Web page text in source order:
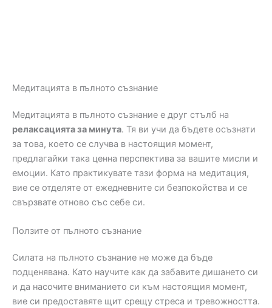
Медитацията в пълното съзнание
Медитацията в пълното съзнание е друг стълб на
релаксацията за минута. Тя ви учи да бъдете осъзнати
за това, което се случва в настоящия момент,
предлагайки така ценна перспектива за вашите мисли и
емоции. Като практикувате тази форма на медитация,
вие се отделяте от ежедневните си безпокойства и се
свързвате отново със себе си.
Ползите от пълното съзнание
Силата на пълното съзнание не може да бъде
подценявана. Като научите как да забавите дишането си
и да насочите вниманието си към настоящия момент,
вие си предоставяте щит срещу стреса и тревожността.